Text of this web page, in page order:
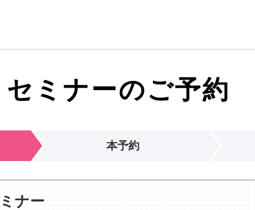
セミナーのご予約
本予約
ナー